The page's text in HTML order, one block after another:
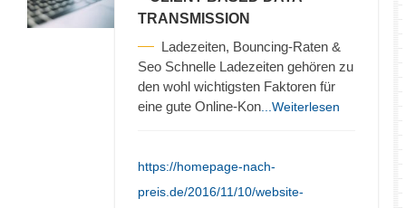
TRANSMISSION
Ladezeiten, Bouncing-Raten &
Seo Schnelle Ladezeiten gehören zu
den wohl wichtigsten Faktoren für
eine gute Online-Kon ...Weiterlesen
https://homepage-nach-
preis.de/2016/11/10/website-